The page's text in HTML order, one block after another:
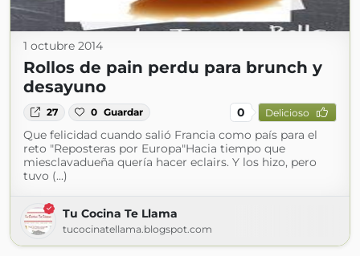
1 octubre 2014
Rollos de pain perdu para brunch y
desayuno
27 0 Guardar 0 Delicioso
Que felicidad cuando salió Francia como país para el
reto "Reposteras por Europa"Hacia tiempo que
miesclavadueña quería hacer eclairs. Y los hizo, pero
tuvo (...)
Tu Cocina Te Llama
tucocinatellama.blogspot.com